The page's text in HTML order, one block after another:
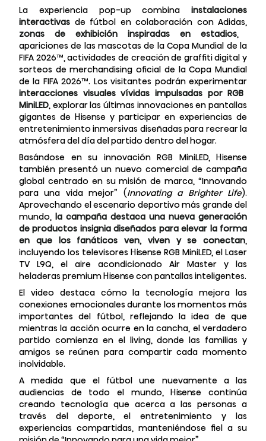
La experiencia pop-up combina instalaciones
interactivas de fútbol en colaboración con Adidas,
zonas de exhibición inspiradas en estadios,
apariciones de las mascotas de la Copa Mundial de la
FIFA 2026™, actividades de creación de graffiti digital y
sorteos de merchandising oficial de la Copa Mundial
de la FIFA 2026™. Los visitantes podrán experimentar
interacciones visuales vívidas impulsadas por RGB
MiniLED, explorar las últimas innovaciones en pantallas
gigantes de Hisense y participar en experiencias de
entretenimiento inmersivas diseñadas para recrear la
atmósfera del día del partido dentro del hogar.
Basándose en su innovación RGB MiniLED, Hisense
también presentó un nuevo comercial de campaña
global centrado en su misión de marca, “Innovando
para una vida mejor” (Innovating a Brighter Life).
Aprovechando el escenario deportivo más grande del
mundo, la campaña destaca una nueva generación
de productos insignia diseñados para elevar la forma
en que los fanáticos ven, viven y se conectan,
incluyendo los televisores Hisense RGB MiniLED, el Laser
TV L9Q, el aire acondicionado Air Master y las
heladeras premium Hisense con pantallas inteligentes.
El video destaca cómo la tecnología mejora las
conexiones emocionales durante los momentos más
importantes del fútbol, reflejando la idea de que
mientras la acción ocurre en la cancha, el verdadero
partido comienza en el living, donde las familias y
amigos se reúnen para compartir cada momento
inolvidable.
A medida que el fútbol une nuevamente a las
audiencias de todo el mundo, Hisense continúa
creando tecnología que acerca a las personas a
través del deporte, el entretenimiento y las
experiencias compartidas, manteniéndose fiel a su